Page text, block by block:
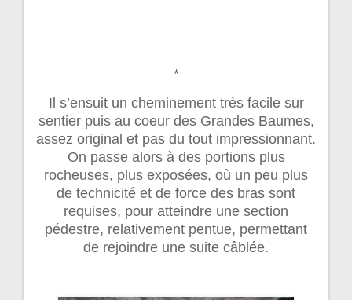
*
Il s’ensuit un cheminement très facile sur
sentier puis au coeur des Grandes Baumes,
assez original et pas du tout impressionnant.
On passe alors à des portions plus
rocheuses, plus exposées, où un peu plus
de technicité et de force des bras sont
requises, pour atteindre une section
pédestre, relativement pentue, permettant
de rejoindre une suite câblée.